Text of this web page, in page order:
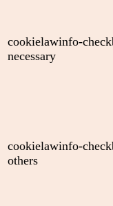
cookielawinfo-
necessary
cookielawinfo-
others